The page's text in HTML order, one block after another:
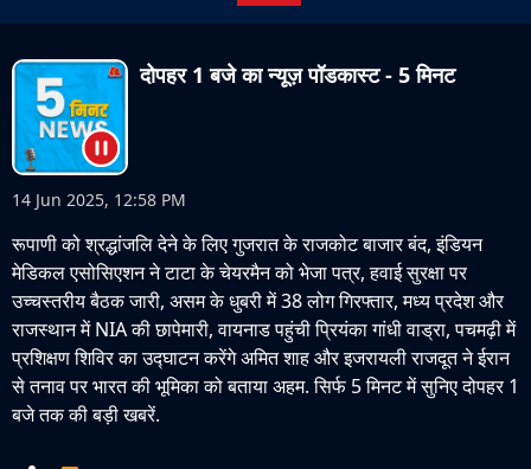
दोपहर 1 बजे का न्यूज़ पॉडकास्ट - 5 मिनट
14 Jun 2025, 12:58 PM
रूपाणी को श्रद्धांजलि देने के लिए गुजरात के राजकोट बाजार बंद, इंडियन
मेडिकल एसोसिएशन ने टाटा के चेयरमैन को भेजा पत्र, हवाई सुरक्षा पर
उच्चस्तरीय बैठक जारी, असम के धुबरी में 38 लोग गिरफ्तार, मध्य प्रदेश और
राजस्थान में NIA की छापेमारी, वायनाड पहुंची प्रियंका गांधी वाड्रा, पचमढ़ी में
प्रशिक्षण शिविर का उद्घाटन करेंगे अमित शाह और इजरायली राजदूत ने ईरान
से तनाव पर भारत की भूमिका को बताया अहम. सिर्फ 5 मिनट में सुनिए दोपहर 1
बजे तक की बड़ी खबरें.